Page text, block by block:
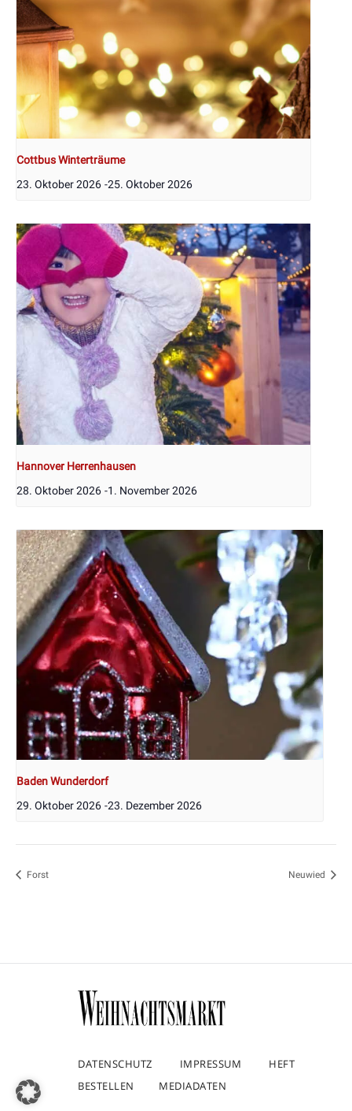
Cottbus Winterträume
23. Oktober 2026 -25. Oktober 2026
Hannover Herrenhausen
28. Oktober 2026 -1. November 2026
Baden Wunderdorf
29. Oktober 2026 -23. Dezember 2026
Forst Neuwied
DATENSCHUTZ IMPRESSUM
HEFT
BESTELLEN
MEDIADATEN